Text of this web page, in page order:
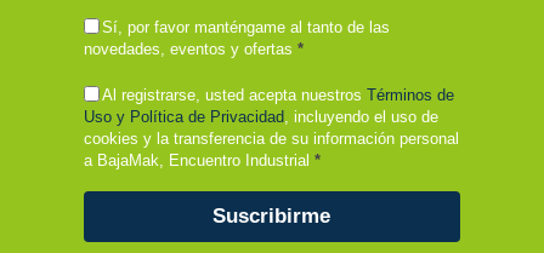
Sí, por favor manténgame al tanto de las
novedades, eventos y ofertas *
Al registrarse, usted acepta nuestros Términos de
Uso y Política de Privacidad, incluyendo el uso de
cookies y la transferencia de su información personal
a BajaMak, Encuentro Industrial *
Suscribirme